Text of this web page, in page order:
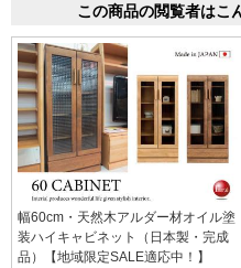
この商品の閲覧者はこ
幅60cm・天然木アルダー材オイル塗
装ハイキャビネット（日本製・完成
品）【地域限定SALE適応中！】